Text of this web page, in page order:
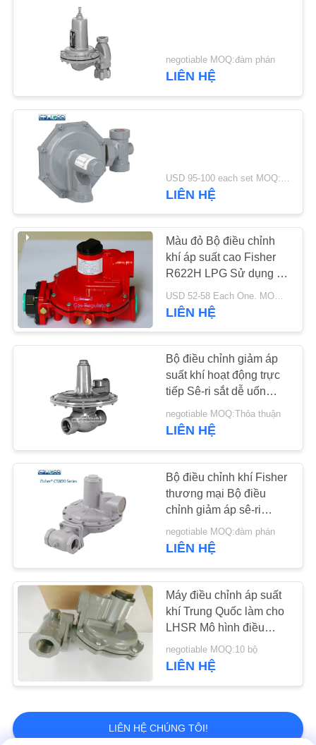
negotiable MOQ:đàm phán
LIÊN HỆ
LIÊN HỆ
Màu đỏ Bộ điều chỉnh
khí áp suất cao Fisher
R622H LPG Sử dụng để
nấu ăn, tuổi thọ cao
LIÊN HỆ
Bộ điều chỉnh giảm áp
suất khí hoạt động trực
tiếp Sê-ri sắt dễ uốn
Fisher 133L
negotiable MOQ:Thỏa thuận
LIÊN HỆ
Bộ điều chỉnh khí Fisher
thương mại Bộ điều
chỉnh giảm áp sê-ri
CS800
negotiable MOQ:đàm phán
LIÊN HỆ
Máy điều chỉnh áp suất
khí Trung Quốc làm cho
LHSR Mô hình điều
chỉnh giảm áp suất
negotiable MOQ:10 bộ
LIÊN HỆ
LIÊN HỆ CHÚNG TÔI!